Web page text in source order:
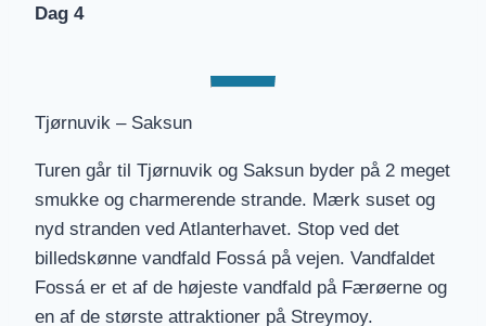
Dag 4
Tjørnuvik – Saksun
Turen går til Tjørnuvik og Saksun byder på 2 meget
smukke og charmerende strande. Mærk suset og
nyd stranden ved Atlanterhavet. Stop ved det
billedskønne vandfald Fossá på vejen. Vandfaldet
Fossá er et af de højeste vandfald på Færøerne og
en af de største attraktioner på Streymoy.